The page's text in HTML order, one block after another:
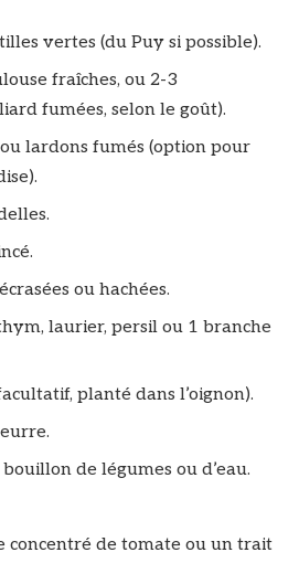
vertes (du Puy si possible).
fraîches, ou 2-3
fumées, selon le goût).
lardons fumés (option pour
ou hachées.
laurier, persil ou 1 branche
planté dans l’oignon).
de légumes ou d’eau.
concentré de tomate ou un trait